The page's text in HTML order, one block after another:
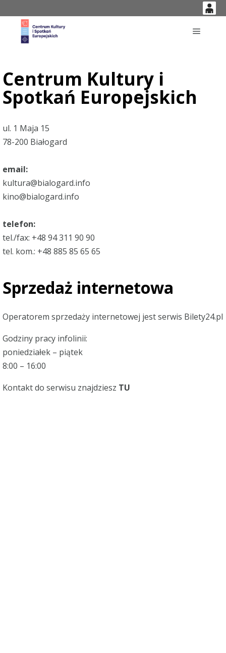
0,00
14 53
Centrum Kultury i
Spotkań Europejskich
ul. 1 Maja 15
78-200 Białogard
email:
kultura@bialogard.info
kino@bialogard.info
telefon:
tel./fax: +48 94 311 90 90
tel. kom.: +48 885 85 65 65
Sprzedaż internetowa
Operatorem sprzedaży internetowej jest serwis Bilety24.pl
Godziny pracy infolinii:
poniedziałek – piątek
8:00 – 16:00
Kontakt do serwisu znajdziesz TU